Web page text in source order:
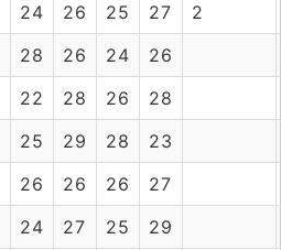
24 26 25 27
2
28 26 24
26
22 28 26
28
25 29 28
23
26 26 26
27
24 27 25
29